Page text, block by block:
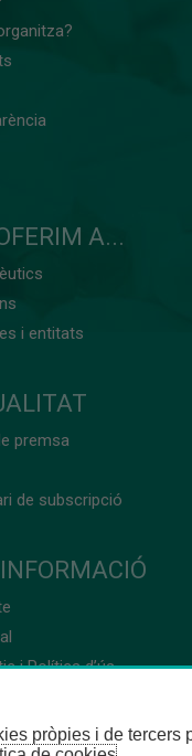
A...
i entitats
premsa
de subscripció
i Política d’ús
pròpies i de tercers